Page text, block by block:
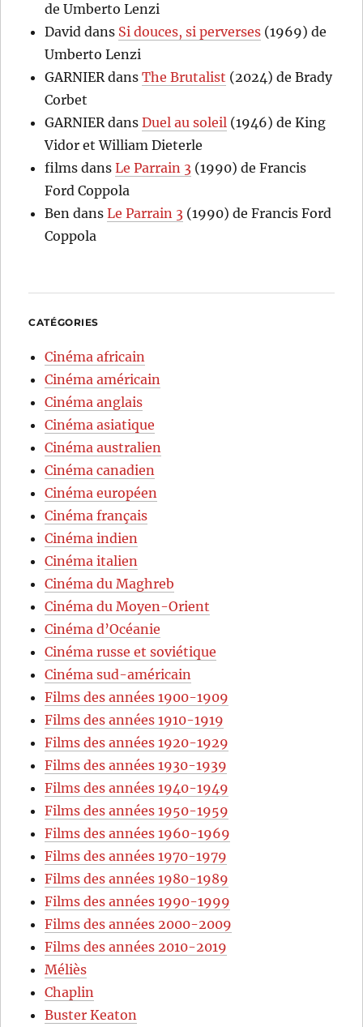
de Umberto Lenzi
David dans Si douces, si perverses (1969) de
Umberto Lenzi
GARNIERdansThe Brutalist (2024) de Brady
Corbet
GARNIERdansDuel au soleil (1946) de King
Vidor et William Dieterle
films dansLe Parrain 3 (1990) de Francis
Ford Coppola
Ben dansLe Parrain 3 (1990) de Francis Ford
Coppola
CATÉGORIES
Cinéma africain
Cinéma américain
Cinéma anglais
Cinéma asiatique
Cinéma australien
Cinéma canadien
Cinéma européen
Cinéma français
Cinéma indien
Cinéma italien
Cinéma du Maghreb
Cinéma du Moyen-Orient
Cinéma d’Océanie
Cinéma russe et soviétique
Cinéma sud-américain
Films des années 1900-1909
Films des années 1910-1919
Films des années 1920-1929
Films des années 1930-1939
Films des années 1940-1949
Films des années 1950-1959
Films des années 1960-1969
Films des années 1970-1979
Films des années 1980-1989
Films des années 1990-1999
Films des années 2000-2009
Films des années 2010-2019
Méliès
Chaplin
Buster Keaton